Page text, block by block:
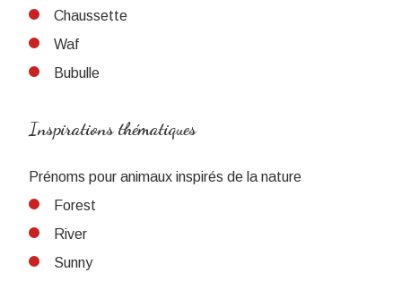
Chaussette
Waf
Bubulle
Inspirations thématiques
Prénoms pour animaux inspirés de la nature
Forest
River
Sunny